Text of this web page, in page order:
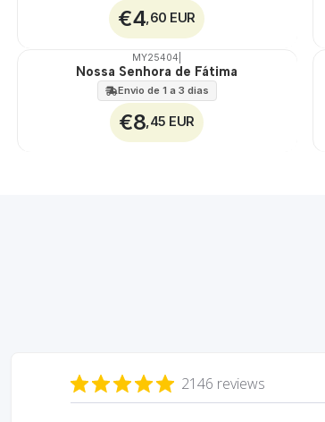
€4 ,60 EUR
MY25404
Nossa Senhora de Fátima
Envio de 1 a 3 dias
€8 ,45 EUR
2146 reviews